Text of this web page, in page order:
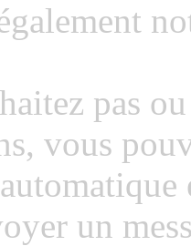
pas
vous
un